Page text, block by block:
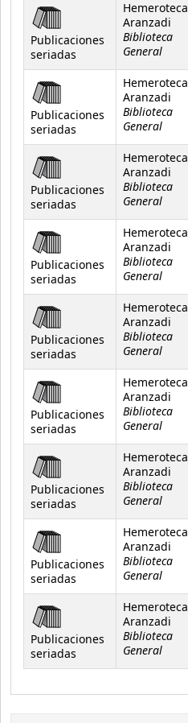
Publicaciones
seriadas
Hemeroteca
Aranzadi
Biblioteca
General
Publicaciones
seriadas
Hemeroteca
Aranzadi
Biblioteca
General
Publicaciones
seriadas
Hemeroteca
Aranzadi
Biblioteca
General
Publicaciones
seriadas
Hemeroteca
Aranzadi
Biblioteca
General
Publicaciones
seriadas
Hemeroteca
Aranzadi
Biblioteca
General
Publicaciones
seriadas
Hemeroteca
Aranzadi
Biblioteca
General
Publicaciones
seriadas
Hemeroteca
Aranzadi
Biblioteca
General
Publicaciones
seriadas
Hemeroteca
Aranzadi
Biblioteca
General
Publicaciones
seriadas
Hemeroteca
Aranzadi
Biblioteca
General